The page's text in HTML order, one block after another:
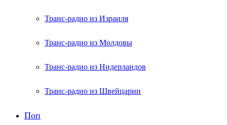
Транс-радио из Израиля
Транс-радио из Молдовы
Транс-радио из Нидерландов
Транс-радио из Швейцарии
Поп